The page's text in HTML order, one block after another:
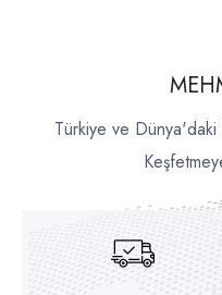
Türkiye ve